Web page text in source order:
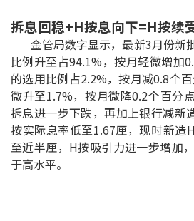
实时银行资讯
装修·保险优惠
免费装修转介服务
装修设计专栏
火险、家居、宠物保险
拆息回稳+H按息向下=H按续
金管局数字显示，最新3月份新
比例升至占94.1%，按月轻微增加
的选用比例占2.2%，按月减0.8个
微升至1.7%，按月微降0.2个百分点
拆息进一步下跌，再加上银行减新
按实际息率低至1.67厘，现时新造
至近半厘，H按吸引力进一步增加
于高水平。